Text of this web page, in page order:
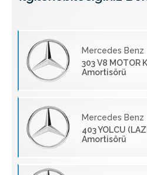
Mercedes Benz
303 V8 MOTOR
Amortisörü
Mercedes Benz
403 YOLCU
Amortisörü